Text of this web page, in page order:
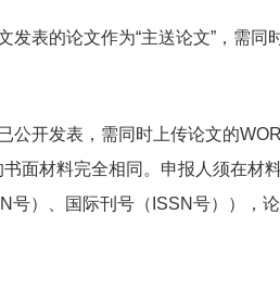
表的论文作为“主送论文”，需同
开发表，需同时上传论文的
面材料完全相同。申报人须在材
号）、国际刊号（ISSN号）），